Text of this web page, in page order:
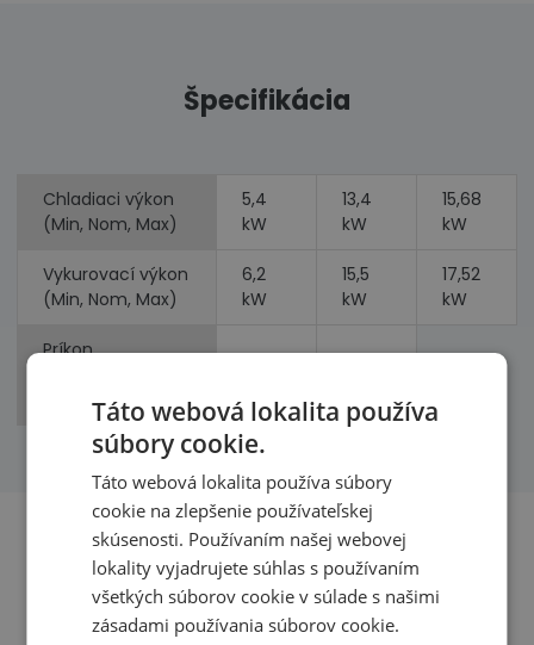
Špecifikácia
Chladiaci výkon
(Min, Nom, Max)
5,4
kW
13,4
kW
15,68
kW
Vykurovací výkon
(Min, Nom, Max)
6,2
kW
15,5
kW
17,52
kW
Príkon
vykurovanie)
Benefity
Táto webová lokalita používa
súbory cookie.
Táto webová lokalita používa súbory
cookie na zlepšenie používateľskej
skúsenosti. Používaním našej webovej
lokality vyjadrujete súhlas s používaním
všetkých súborov cookie v súlade s našimi
zásadami používania súborov cookie.